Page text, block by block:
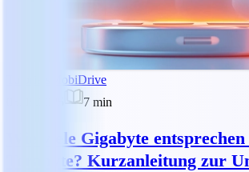
MobiDrive
7 min
Wie viele Gigabyte
Terabyte? Kurzanleitung zur